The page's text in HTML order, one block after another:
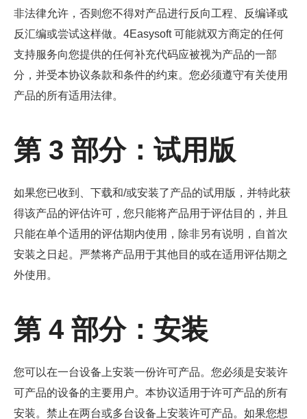
非法律允许，否则您不得对产品进行反向工程、反编译或
反汇编或尝试这样做。4Easysoft 可能就双方商定的任何
支持服务向您提供的任何补充代码应被视为产品的一部
分，并受本协议条款和条件的约束。您必须遵守有关使用
产品的所有适用法律。
第 3 部分：试用版
如果您已收到、下载和/或安装了产品的试用版，并特此获
得该产品的评估许可，您只能将产品用于评估目的，并且
只能在单个适用的评估期内使用，除非另有说明，自首次
安装之日起。严禁将产品用于其他目的或在适用评估期之
外使用。
第 4 部分：安装
您可以在一台设备上安装一份许可产品。您必须是安装许
可产品的设备的主要用户。本协议适用于许可产品的所有
安装。禁止在两台或多台设备上安装许可产品。如果您想